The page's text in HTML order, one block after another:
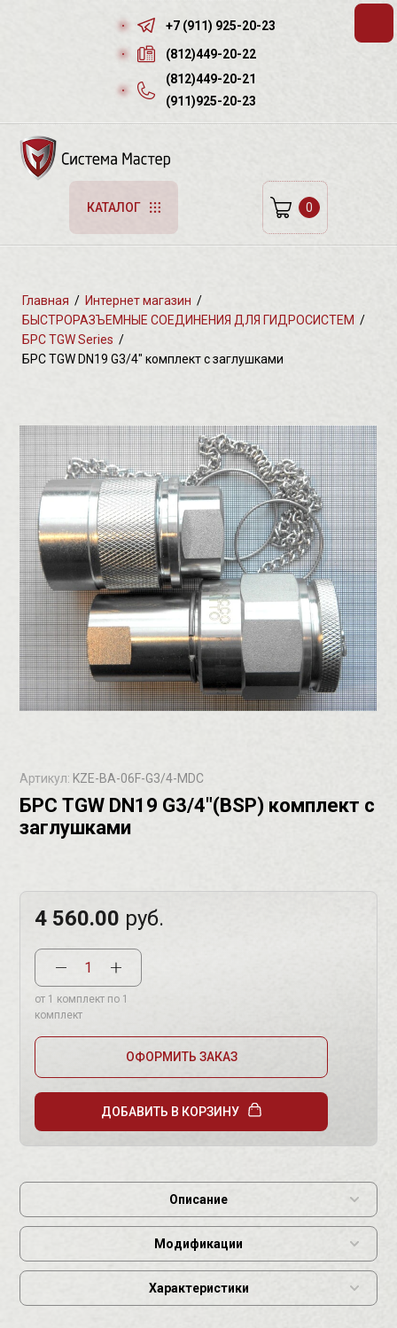
+7 (911) 925-20-23
(812)449-20-22
(812)449-20-21
(911)925-20-23
КАТАЛОГ 0
Главная / Интернет магазин /
БЫСТРОРАЗЪЕМНЫЕ СОЕДИНЕНИЯ ДЛЯ ГИДРОСИСТЕМ /
БРС TGW Series /
БРС TGW DN19 G3/4" комплект с заглушками
БРС TGW DN19 G3/4"(BSP) комплект с
заглушками
Артикул: KZE-BA-06F-G3/4-MDC
4 560.00 руб.
от 1 комплект по 1
комплект
ДОБАВИТЬ В КОРЗИНУ
ОФОРМИТЬ ЗАКАЗ
Описание
Модификации
Характеристики